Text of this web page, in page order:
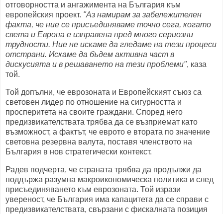
отговорността и ангажимента на България към
европейския проект. "Аз намирам за забележителен
факта, че ние се присъединяваме точно сега, когато
света и Европа е изправена пред много сериозни
трудности. Ние не искаме да гледаме на тези процеси
отстрани. Искаме да бъдем активна част в
дискусията и в решаването на тези проблеми", каза
той.
Той допълни, че еврозоната и Европейският съюз са
световен лидер по отношение на сигурността и
просперитета на своите граждани. Според него
предизвикателствата трябва да се възприемат като
възможност, а фактът, че еврото е втората по значение
световна резервна валута, поставя членството на
България в нов стратегически контекст.
Радев подчерта, че страната трябва да продължи да
поддържа разумна макроикономическа политика и след
присъединяването към еврозоната. Той изрази
увереност, че България има капацитета да се справи с
предизвикателствата, свързани с фискалната позиция